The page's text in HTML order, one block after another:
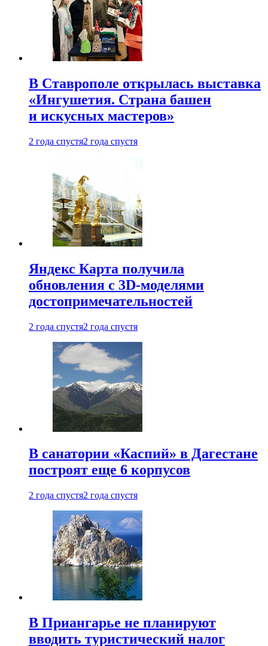
В Ставрополе открылась выставка
«Ингушетия. Страна башен
и искусных мастеров»
2 года спустя2 года спустя
Яндекс Карта получила
обновления с 3D-моделями
достопримечательностей
2 года спустя2 года спустя
В санатории «Каспий» в Дагестане
построят еще 6 корпусов
2 года спустя2 года спустя
В Приангарье не планируют
вводить туристический налог